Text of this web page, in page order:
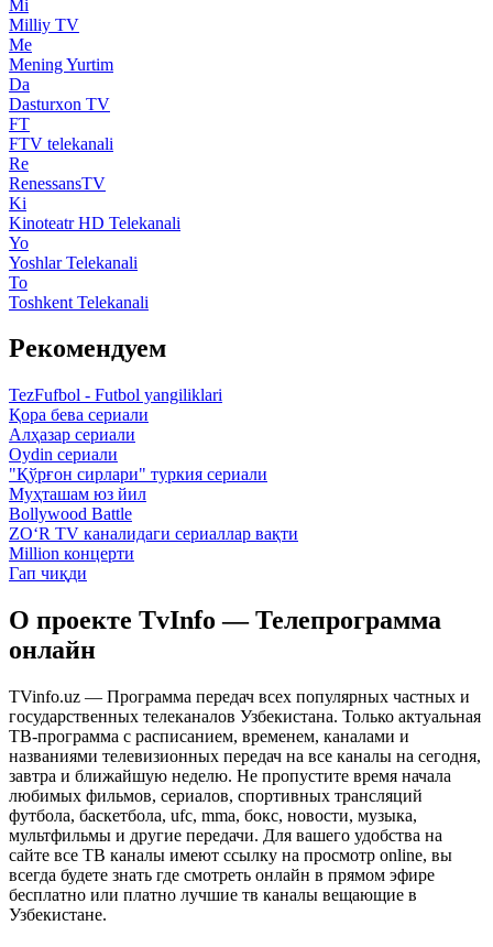
Mi
Milliy TV
Me
Mening Yurtim
Da
Dasturxon TV
FT
FTV telekanali
Re
RenessansTV
Ki
Kinoteatr HD Telekanali
Yo
Yoshlar Telekanali
To
Toshkent Telekanali
Рекомендуем
TezFufbol - Futbol yangiliklari
Қора бева сериали
Алҳазар сериали
Oydin сериали
"Қўрғон сирлари" туркия сериали
Муҳташам юз йил
Bollywood Battle
ZO‘R TV каналидаги сериаллар вақти
Million концерти
Гап чиқди
О проекте TvInfo — Телепрограмма
онлайн
TVinfo.uz — Программа передач всех популярных частных и
государственных телеканалов Узбекистана. Только актуальная
ТВ-программа с расписанием, временем, каналами и
названиями телевизионных передач на все каналы на сегодня,
завтра и ближайшую неделю. Не пропустите время начала
любимых фильмов, сериалов, спортивных трансляций
футбола, баскетбола, ufc, mma, бокс, новости, музыка,
мультфильмы и другие передачи. Для вашего удобства на
сайте все ТВ каналы имеют ссылку на просмотр online, вы
всегда будете знать где смотреть онлайн в прямом эфире
бесплатно или платно лучшие тв каналы вещающие в
Узбекистане.